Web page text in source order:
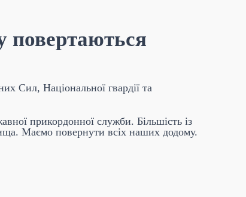
повертаються
Сил, Національної гвардії та
прикордонної служби. Більшість із
Маємо повернути всіх наших додому.